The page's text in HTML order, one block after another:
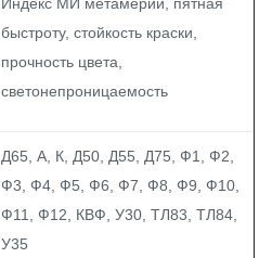
быстроту, стойкость краски,
прочность цвета,
светонепроницаемость
Д65, А, К, Д50, Д55, Д75, Ф1, Ф2,
Ф3, Ф4, Ф5, Ф6, Ф7, Ф8, Ф9, Ф10,
Ф11, Ф12, КВФ, У30, ТЛ83, ТЛ84,
У35